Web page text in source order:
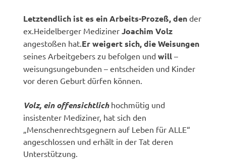
Letztendlich ist es ein Arbeits-Prozeß, den der
ex.Heidelberger Mediziner Joachim Volz
angestoßen hat. Er weigert sich, die Weisungen
seines Arbeitgebers zu befolgen undwill –
weisungsungebunden – entscheiden und Kinder
vor deren Geburt dürfen können.
Volz, ein offensichtlichhochmütig und
insistenter Mediziner, hat sich den
„Menschenrechtsgegnern auf Leben für ALLE“
angeschlossen und erhält in der Tat deren
Unterstützung.